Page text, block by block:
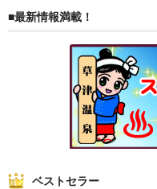
■最新情報満載！
ベストセラー